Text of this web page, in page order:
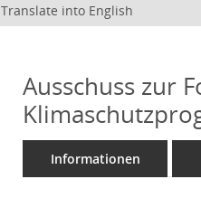
Translate into English
Ausschuss zur
Informationen